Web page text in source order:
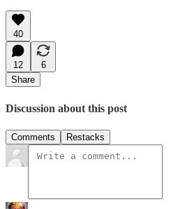
40
12
6
Share
Discussion about this post
Comments Restacks